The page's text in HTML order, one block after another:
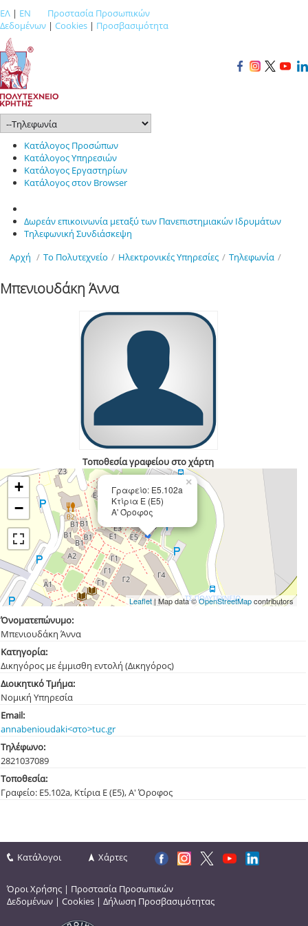
ΕΛ | EN
Προστασία Προσωπικών
Δεδομένων | Cookies | Προσβασιμότητα
Κατάλογος Προσώπων
Κατάλογος Υπηρεσιών
Κατάλογος Εργαστηρίων
Κατάλογος στον Browser
Δωρεάν επικοινωνία μεταξύ των Πανεπιστημιακών Ιδρυμάτων
Τηλεφωνική Συνδιάσκεψη
Αρχή / Το Πολυτεχνείο / Ηλεκτρονικές Υπηρεσίες / Τηλεφωνία /
Μπενιουδάκη Άννα
Τοποθεσία γραφείου στο χάρτη
Γραφείο: Ε5.102a
Κτίρια Ε (Ε5)
Α' Όροφος
×
+
−
Leaflet| Map data ©OpenStreetMapcontributors
Όνοματεπώνυμο:
Μπενιουδάκη Άννα
Κατηγορία:
Δικηγόρος με έμμισθη εντολή (Δικηγόρος)
Διοικητικό Τμήμα:
Νομική Υπηρεσία
Email:
annabenioudaki<στο>tuc.gr
Τηλέφωνο:
2821037089
Τοποθεσία:
Γραφείο: Ε5.102a, Κτίρια Ε (Ε5), Α' Όροφος
Κατάλογοι Χάρτες
Όροι Χρήσης | Προστασία Προσωπικών
Δεδομένων | Cookies | Δήλωση Προσβασιμότητας